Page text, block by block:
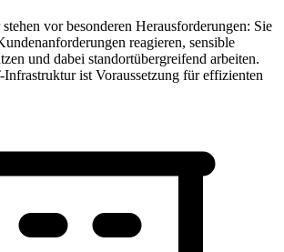
vor besonderen Herausforderungen: Sie
reagieren, sensible
und dabei standortübergreifend arbeiten.
ist Voraussetzung für effizienten